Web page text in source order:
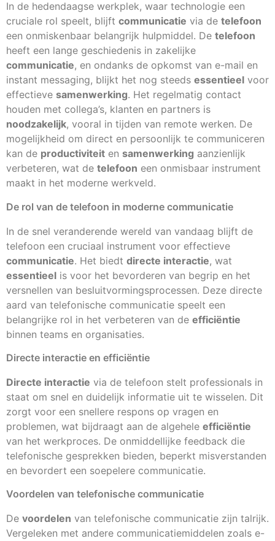
In de hedendaagse werkplek, waar technologie een
cruciale rol speelt, blijft communicatie via de telefoon
een onmiskenbaar belangrijk hulpmiddel. De telefoon
heeft een lange geschiedenis in zakelijke
communicatie, en ondanks de opkomst van e-mail en
instant messaging, blijkt het nog steeds essentieel voor
effectieve samenwerking. Het regelmatig contact
houden met collega’s, klanten en partners is
noodzakelijk, vooral in tijden van remote werken. De
mogelijkheid om direct en persoonlijk te communiceren
kan de productiviteit en samenwerking aanzienlijk
verbeteren, wat de telefoon een onmisbaar instrument
maakt in het moderne werkveld.
De rol van de telefoon in moderne communicatie
In de snel veranderende wereld van vandaag blijft de
telefoon een cruciaal instrument voor effectieve
communicatie. Het biedt directe interactie, wat
essentieel is voor het bevorderen van begrip en het
versnellen van besluitvormingsprocessen. Deze directe
aard van telefonische communicatie speelt een
belangrijke rol in het verbeteren van de efficiëntie
binnen teams en organisaties.
Directe interactie en efficiëntie
Directe interactie via de telefoon stelt professionals in
staat om snel en duidelijk informatie uit te wisselen. Dit
zorgt voor een snellere respons op vragen en
problemen, wat bijdraagt aan de algehele efficiëntie
van het werkproces. De onmiddellijke feedback die
telefonische gesprekken bieden, beperkt misverstanden
en bevordert een soepelere communicatie.
Voordelen van telefonische communicatie
De voordelen van telefonische communicatie zijn talrijk.
Vergeleken met andere communicatiemiddelen zoals e-